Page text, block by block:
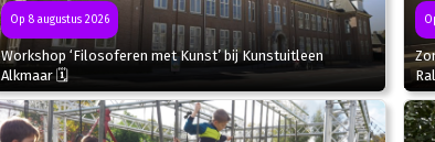
Op 8 augustus 2026
Workshop ‘Filosoferen met Kunst’ bij Kunstuitleen
Alkmaar 🗓